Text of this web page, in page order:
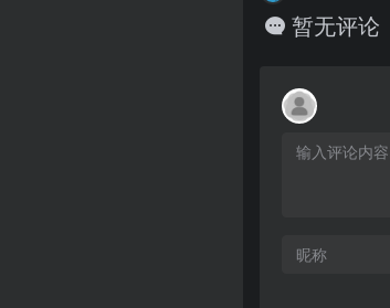
暂无评论